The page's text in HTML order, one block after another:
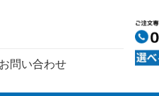
お問い合わせ